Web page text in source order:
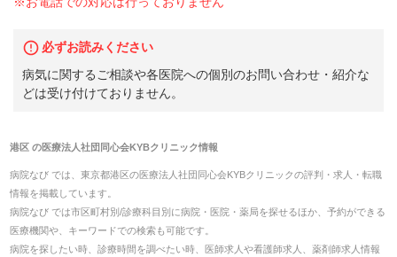
必ずお読みください
病気に関するご相談や各医院への個別のお問い合わせ・紹介な
どは受け付けておりません。
港区の医療法人社団同心会KYBクリニック情報
病院なび では、 東京都港区の医療法人社団同心会KYBクリニックの評判・求人・転職
情報を掲載しています。
病院なび では市区町村別/診療科目別に病院・医院・薬局を探せるほか、予約ができる
医療機関や、キーワードでの検索も可能です。
病院を探したい時、診療時間を調べたい時、医師求人や看護師求人、薬剤師求人情報